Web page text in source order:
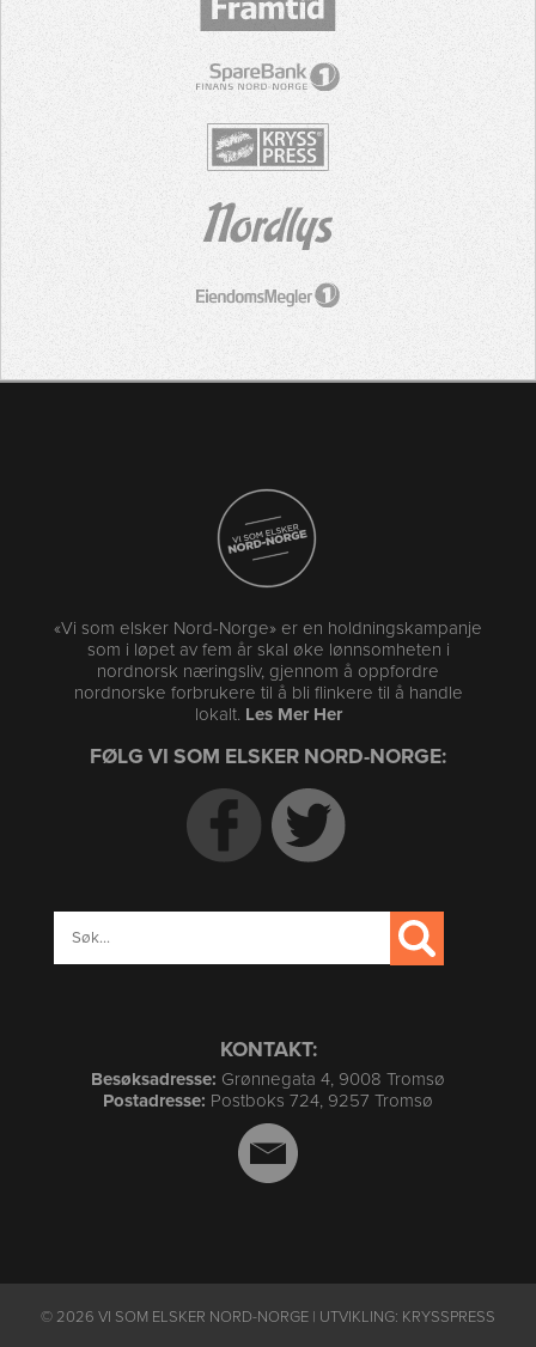
«Vi som elsker Nord-Norge» er en holdningskampanje
som i løpet av fem år skal øke lønnsomheten i
nordnorsk næringsliv, gjennom å oppfordre
nordnorske forbrukere til å bli flinkere til å handle
lokalt. Les Mer Her
FØLG VI SOM ELSKER NORD-NORGE:
KONTAKT:
Besøksadresse: Grønnegata 4, 9008 Tromsø
Postadresse: Postboks 724, 9257 Tromsø
© 2026 VI SOM ELSKER NORD-NORGE | UTVIKLING: KRYSSPRESS